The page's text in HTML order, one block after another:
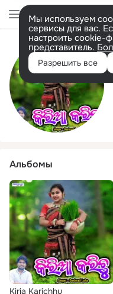
Мы используем
сервисы для вас.
настроить cookie-
представитель.
Разрешить все
Альбомы
Kiria Karichhu